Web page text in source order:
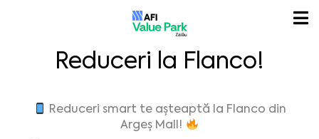
Reduceri la Flanco!
Reduceri smart te așteaptă la Flanco din
Argeș Mall!